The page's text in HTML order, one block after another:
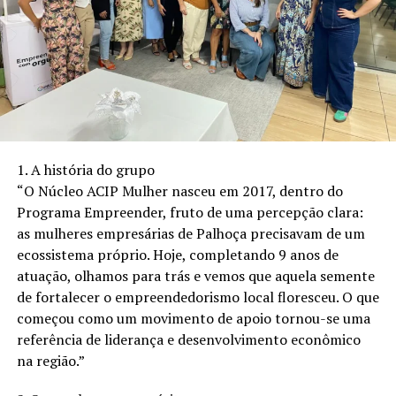
Contato: +55 48 93380-1186
1. A história do grupo
“O Núcleo ACIP Mulher nasceu em 2017, dentro do
Programa Empreender, fruto de uma percepção clara:
as mulheres empresárias de Palhoça precisavam de um
ecossistema próprio. Hoje, completando 9 anos de
atuação, olhamos para trás e vemos que aquela semente
de fortalecer o empreendedorismo local floresceu. O que
começou como um movimento de apoio tornou-se uma
referência de liderança e desenvolvimento econômico
na região.”